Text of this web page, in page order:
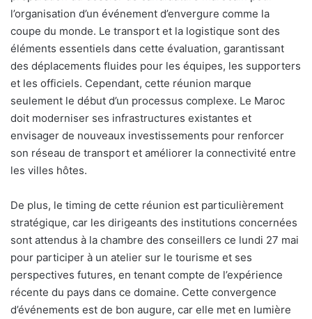
l’organisation d’un événement d’envergure comme la
coupe du monde. Le transport et la logistique sont des
éléments essentiels dans cette évaluation, garantissant
des déplacements fluides pour les équipes, les supporters
et les officiels. Cependant, cette réunion marque
seulement le début d’un processus complexe. Le Maroc
doit moderniser ses infrastructures existantes et
envisager de nouveaux investissements pour renforcer
son réseau de transport et améliorer la connectivité entre
les villes hôtes.
De plus, le timing de cette réunion est particulièrement
stratégique, car les dirigeants des institutions concernées
sont attendus à la chambre des conseillers ce lundi 27 mai
pour participer à un atelier sur le tourisme et ses
perspectives futures, en tenant compte de l’expérience
récente du pays dans ce domaine. Cette convergence
d’événements est de bon augure, car elle met en lumière